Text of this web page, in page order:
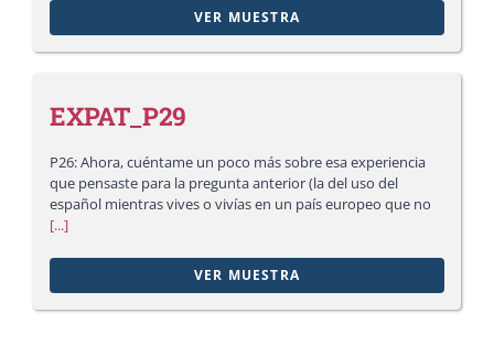
VER MUESTRA
EXPAT_P29
P26: Ahora, cuéntame un poco más sobre esa experiencia
que pensaste para la pregunta anterior (la del uso del
español mientras vives o vivías en un país europeo que no
[...]
VER MUESTRA